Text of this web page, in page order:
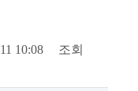
10:08
조회